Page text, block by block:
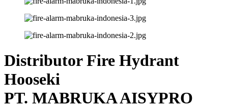
Distributor Fire Hydrant
Hooseki
PT. MABRUKA AISYPRO